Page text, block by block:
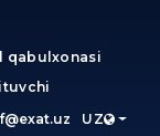
qabulxonasi
UZ